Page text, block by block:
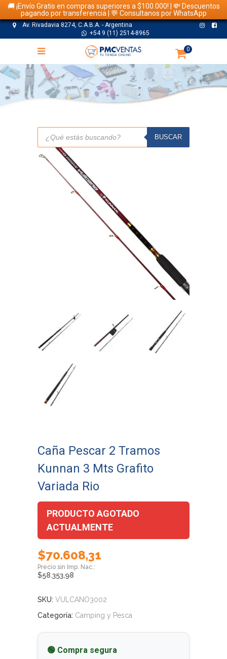
🚚 ¡Envío Gratis en compras superiores a $100.000! | 💸 Descuentos
pagando por transferencia | 💬 Consultanos por WhatsApp
Av. Rivadavia 8274, C.A.B.A. - Argentina
+54 9 (11) 2514-8965
0
TIENDA
Búsqueda
productos
BUSCAR
Caña Pescar 2 Tramos
Kunnan 3 Mts Grafito
Variada Rio
PRODUCTO AGOTADO
ACTUALMENTE
$70.608,31
$58.353,98
SKU: VULCANO3002
Categoría: Camping y Pesca
🟢 Compra segura